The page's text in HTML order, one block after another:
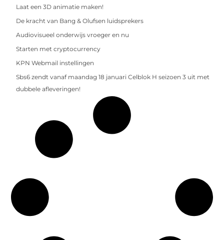
Laat een 3D animatie maken!
De kracht van Bang & Olufsen luidsprekers
Audiovisueel onderwijs vroeger en nu
Starten met cryptocurrency
KPN Webmail instellingen
Sbs6 zendt vanaf maandag 18 januari Celblok H seizoen 3 uit met
dubbele afleveringen!